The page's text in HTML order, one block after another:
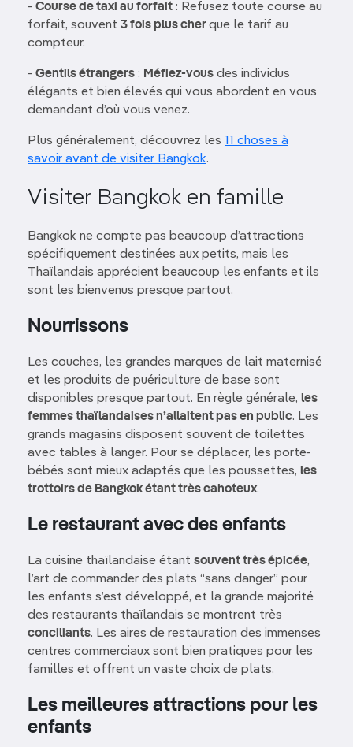
- Course de taxi au forfait : Refusez toute course au
forfait, souvent 3 fois plus cherque le tarif au
compteur.
- Gentils étrangers : Méfiez-vous des individus
élégants et bien élevés qui vous abordent en vous
demandant d’où vous venez.
Plus généralement, découvrez les 11 choses à
savoir avant de visiter Bangkok.
Visiter Bangkok en famille
Bangkok ne compte pas beaucoup d’attractions
spécifiquement destinées aux petits, mais les
Thaïlandais apprécient beaucoup les enfants et ils
sont les bienvenus presque partout.
Nourrissons
Les couches, les grandes marques de lait maternisé
et les produits de puériculture de base sont
disponibles presque partout. En règle générale, les
femmes thaïlandaises n’allaitent pas en public. Les
grands magasins disposent souvent de toilettes
avec tables à langer. Pour se déplacer, les porte-
bébés sont mieux adaptés que les poussettes, les
trottoirs de Bangkok étant très cahoteux.
Le restaurant avec des enfants
La cuisine thaïlandaise étant souvent très épicée,
l’art de commander des plats “sans danger” pour
les enfants s’est développé, et la grande majorité
des restaurants thaïlandais se montrent très
conciliants. Les aires de restauration des immenses
centres commerciaux sont bien pratiques pour les
familles et offrent un vaste choix de plats.
Les meilleures attractions pour les
enfants